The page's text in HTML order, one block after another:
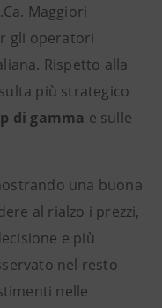
Maggiori
gli operatori
Rispetto alla
più strategico
di gamma e sulle
una buona
al rialzo i prezzi,
e più
nel resto
nelle